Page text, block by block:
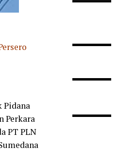
Pidana
Perkara
PT PLN